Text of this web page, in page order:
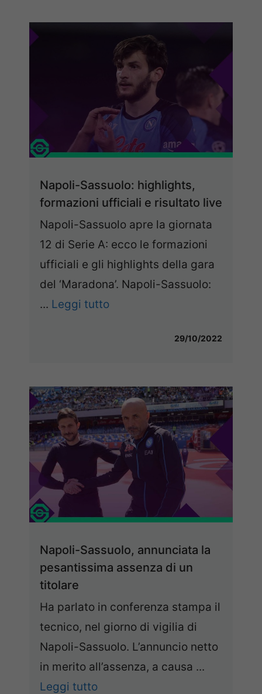
Napoli-Sassuolo: highlights,
formazioni ufficiali e risultato live
Napoli-Sassuolo apre la giornata
12 di Serie A: ecco le formazioni
ufficiali e gli highlights della gara
del ‘Maradona’. Napoli-Sassuolo:
... Leggi tutto
29/10/2022
Napoli-Sassuolo, annunciata la
pesantissima assenza di un
titolare
Ha parlato in conferenza stampa il
tecnico, nel giorno di vigilia di
Napoli-Sassuolo. L’annuncio netto
in merito all’assenza, a causa ...
Leggi tutto